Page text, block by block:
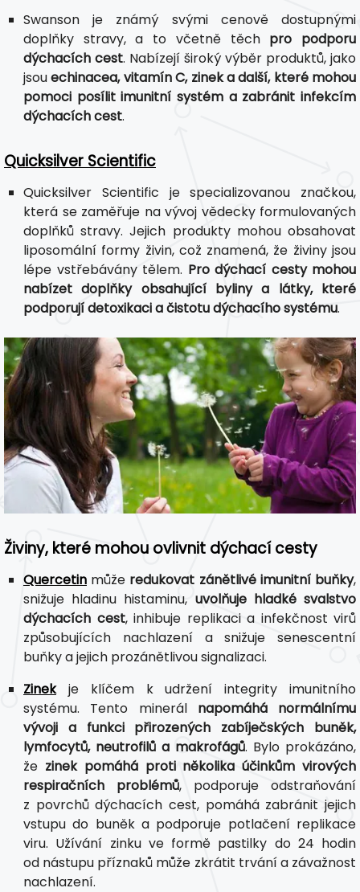
Swanson je známý svými cenově dostupnými
doplňky stravy, a to včetně těch pro podporu
dýchacích cest. Nabízejí široký výběr produktů, jako
jsouechinacea, vitamín C, zinek a další, které mohou
pomoci posílit imunitní systém a zabránit infekcím
dýchacích cest.
Quicksilver Scientific
Quicksilver Scientific je specializovanou značkou,
která se zaměřuje na vývoj vědecky formulovaných
doplňků stravy. Jejich produkty mohou obsahovat
liposomální formy živin, což znamená, že živiny jsou
lépe vstřebávány tělem. Pro dýchací cesty mohou
nabízet doplňky obsahující byliny a látky, které
podporují detoxikaci a čistotu dýchacího systému.
Živiny, které mohou ovlivnit dýchací cesty
Quercetin může redukovat zánětlivé imunitní buňky,
snižuje hladinu histaminu, uvolňuje hladké svalstvo
dýchacích cest, inhibuje replikaci a infekčnost virů
způsobujících nachlazení a snižuje senescentní
buňky a jejich prozánětlivou signalizaci.
Zinekje klíčem k udržení integrity imunitního
systému. Tento minerál napomáhá normálnímu
vývoji a funkci přirozených zabíječských buněk,
lymfocytů, neutrofilů a makrofágů. Bylo prokázáno,
že zinek pomáhá proti několika účinkům virových
respiračních problémů, podporuje odstraňování
z povrchů dýchacích cest, pomáhá zabránit jejich
vstupu do buněk a podporuje potlačení replikace
viru. Užívání zinku ve formě pastilky do 24 hodin
od nástupu příznaků může zkrátit trvání a závažnost
nachlazení.